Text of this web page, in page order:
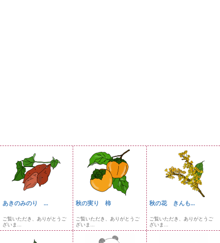
あきのみのり ...
ご覧いただき、ありがとうご
ざいま...
秋の実り 柿
ご覧いただき、ありがとうご
ざいま...
秋の花 きんも...
ご覧いただき、ありがとうご
ざいま...